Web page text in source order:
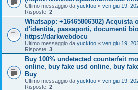
Ultimo messaggio da yuckfoo « ven giu 19,
Risposte: 2
Whatsapp: +16465806302) Acquista
d'identità, passaporti, documenti
https://darkwebdocu
Ultimo messaggio da yuckfoo « ven giu 19,
Risposte: 3
Buy 100% undetected counterfeit
online, buy fake usd online, buy
Buy
Ultimo messaggio da yuckfoo « ven giu 19,
Risposte: 2